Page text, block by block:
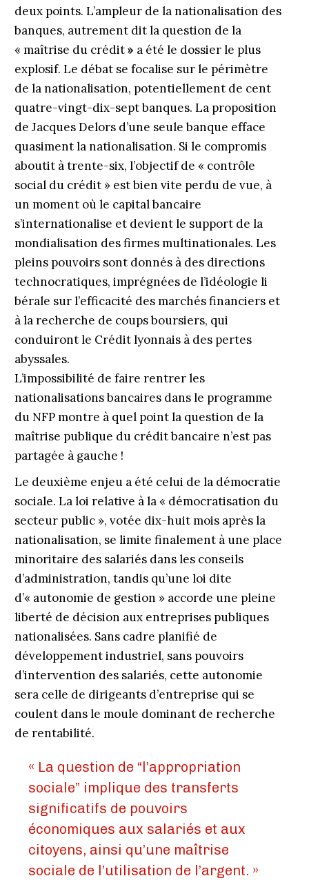
deux points. L’ampleur de la nationalisation des
banques, autrement dit la question de la
« maîtrise du crédit» a été le dossier le plus
explosif. Le débat se focalise sur le périmètre
de la nationalisation, potentiellement de cent
quatre-vingt-dix-sept banques. La proposition
de Jacques Delors d’une seule banque efface
quasiment la nationalisation. Si le compromis
aboutit à trente-six, l’objectif de « contrôle
social du crédit » est bien vite perdu de vue, à
un moment où le capital bancaire
s’internationalise et devient le support de la
mondialisation des firmes multinationales. Les
pleins pouvoirs sont donnés à des directions
technocratiques, imprégnées de l’idéologie li
bérale sur l’efficacité des marchés financiers et
à la recherche de coups boursiers, qui
conduiront le Crédit lyonnais à des pertes
abyssales.
L’impossibilité de faire rentrer les
nationalisations bancaires dans le programme
du NFP montre à quel point la question de la
maîtrise publique du crédit bancaire n’est pas
partagée à gauche !
Le deuxième enjeu a été celui de la démocratie
sociale. La loi relative à la « démocratisation du
secteur public », votée dix-huit mois après la
nationalisation, se limite finalement à une place
minoritaire des salariés dans les conseils
d’administration, tandis qu’une loi dite
d’« autonomie de gestion » accorde une pleine
liberté de décision aux entreprises publiques
nationalisées. Sans cadre planifié de
développement industriel, sans pouvoirs
d’intervention des salariés, cette autonomie
sera celle de dirigeants d’entreprise qui se
coulent dans le moule dominant de recherche
de rentabilité.
« La question de “l’appropriation
sociale” implique des transferts
significatifs de pouvoirs
économiques aux salariés et aux
citoyens, ainsi qu’une maîtrise
sociale de l’utilisation de l’argent. »